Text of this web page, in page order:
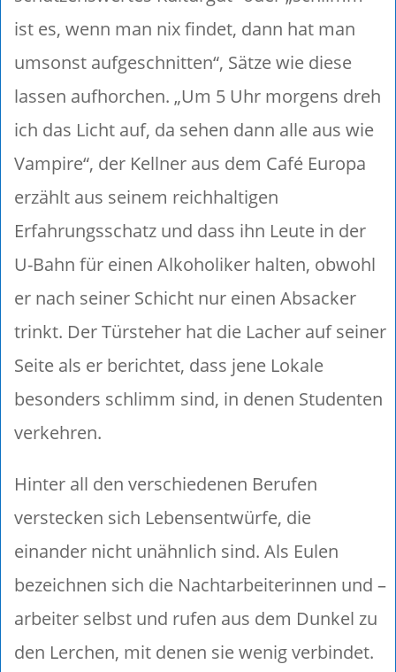
ist es, wenn man nix findet, dann hat man
umsonst aufgeschnitten“, Sätze wie diese
lassen aufhorchen. „Um 5 Uhr morgens dreh
ich das Licht auf, da sehen dann alle aus wie
Vampire“, der Kellner aus dem Café Europa
erzählt aus seinem reichhaltigen
Erfahrungsschatz und dass ihn Leute in der
U-Bahn für einen Alkoholiker halten, obwohl
er nach seiner Schicht nur einen Absacker
trinkt. Der Türsteher hat die Lacher auf seiner
Seite als er berichtet, dass jene Lokale
besonders schlimm sind, in denen Studenten
verkehren.
Hinter all den verschiedenen Berufen
verstecken sich Lebensentwürfe, die
einander nicht unähnlich sind. Als Eulen
bezeichnen sich die Nachtarbeiterinnen und –
arbeiter selbst und rufen aus dem Dunkel zu
den Lerchen, mit denen sie wenig verbindet.